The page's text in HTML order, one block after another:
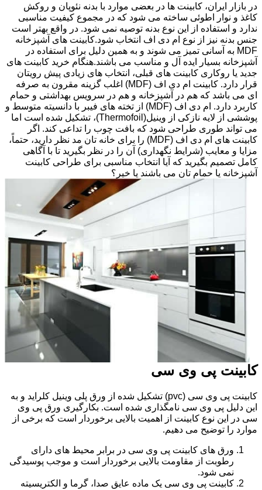
در بازار ایران، کابینت ها در بعضی موارد با بدنه نئوپان و روکش
کاغذ و نوار اطوئی ساخته می شود که در مجموع کیفیت مناسبی
ندارد و استفاده از این نوع بدنه توصیه نمی شود. در واقع بهتر است
جنس بدنه نیز از نوع ام دی اف انتخاب شود.کابینت های آشپزخانه
MDF به آسانی تمیز می شوند و به همین دلیل برای استفاده در
آشپزخانه بسیار ایده آل و مناسب می باشند.هنگام خرید کابینت های
جدید یا روکاری کابینت های قبلی، انتخاب های زیادی پیش رویتان
قرار دارد. کابینت ام دی اف (MDF) اغلب گزینه مقرون به صرفه
ای می باشد که هم در آشپزخانه و هم در سرویس بهداشتی و حمام
کاربرد دارد. ام دی اف (MDF) از تخته های فیبر با دانسیته متوسط و
پوششی از لایه نازکی از وینیل(Thermofoil)، تشکیل شده است اما
می تواند طوری طراحی شود که بافت چوب را تداعی کند. اگر
کابینت های ام دی اف (MDF) را برای خانه تان مد نظر دارید، حتماً،
مزایا و معایب (شرایط نگهداری) آن را در نظر بگیرید تا با آگاهی
کامل تصمیم بگیرید که آیا انتخاب مناسبی برای طراحی کابینت
آشپزخانه یا حمام تان می باشند یا خیر؟
کابینت پی وی سی
کابینت پی وی سی (pvc) تشکیل شده از ورق پلی وینیل کلراید و به
این دلیل پی وی سی نامگذاری شده است. بکارگیری ورق پی وی
سی در این نوع کابینت از اهمیت بالایی برخوردار است که برخی از
موارد را توضیح می دهیم.
ورق های کابینت پی وی سی در برابر محیط های دارای
رطوبت از مقاومت بالایی برخوردار است و موجب پوسیدگی
نمی شود.
کابینت پی وی سی یک ماده عایق صدا، گرما و الکتریسیته